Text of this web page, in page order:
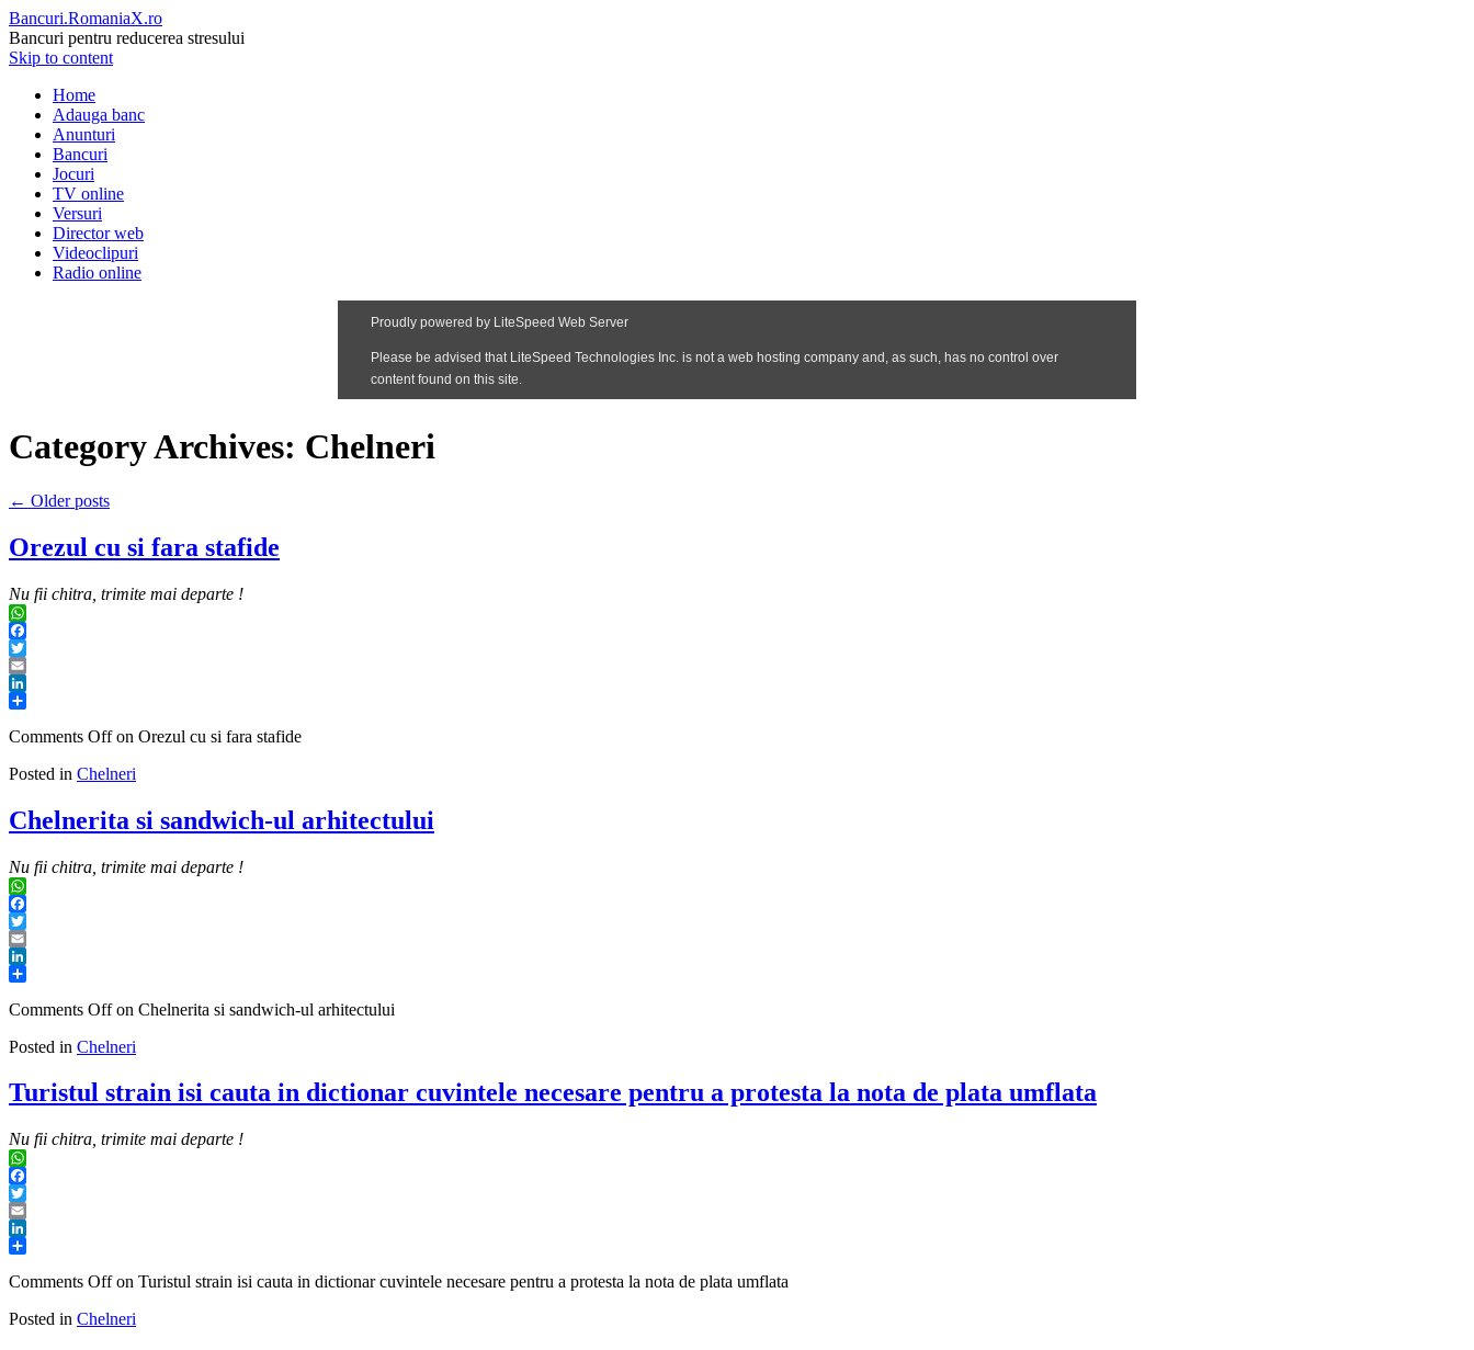
Bancuri.RomaniaX.ro
Bancuri pentru reducerea stresului
Skip to content
Home
Adauga banc
Anunturi
Bancuri
Jocuri
TV online
Versuri
Director web
Videoclipuri
Radio online
Category Archives: Chelneri
← Older posts
Orezul cu si fara stafide
Nu fii chitra, trimite mai departe !
WhatsApp
Facebook
Twitter
Email
LinkedIn
Comments Offon Orezul cu si fara stafide
Posted in Chelneri
Chelnerita si sandwich-ul arhitectului
Nu fii chitra, trimite mai departe !
WhatsApp
Facebook
Twitter
Email
LinkedIn
Comments Offon Chelnerita si sandwich-ul arhitectului
Posted in Chelneri
Turistul strain isi cauta in dictionar cuvintele necesare pentru a protesta la nota de plata umflata
Nu fii chitra, trimite mai departe !
WhatsApp
Facebook
Twitter
Email
LinkedIn
Comments Offon Turistul strain isi cauta in dictionar cuvintele necesare pentru a protesta la nota de plata umflata
Posted in Chelneri